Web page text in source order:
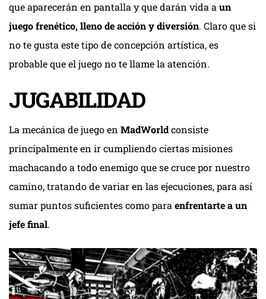
que aparecerán en pantalla y que darán vida aun
juego frenético, lleno de acción y diversión. Claro que si
no te gusta este tipo de concepción artística, es
probable que el juego no te llame la atención.
JUGABILIDAD
La mecánica de juego en MadWorldconsiste
principalmente en ir cumpliendo ciertas misiones
machacando a todo enemigo que se cruce por nuestro
camino, tratando de variar en las ejecuciones, para así
sumar puntos suficientes como paraenfrentarte a un
jefe final.